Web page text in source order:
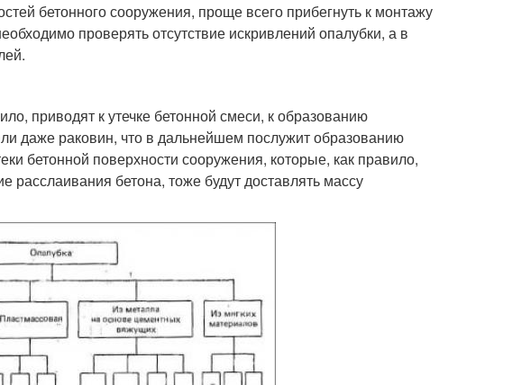
бетонного сооружения, проще всего прибегнуть к монтажу
проверять отсутствие искривлений опалубки, а в
приводят к утечке бетонной смеси, к образованию
даже раковин, что в дальнейшем послужит образованию
бетонной поверхности сооружения, которые, как правило,
бетона, тоже будут доставлять массу